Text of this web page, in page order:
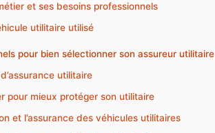
et ses besoins professionnels
utilitaire utilisé
pour bien sélectionner son assureur utilitaire
utilitaire
pour mieux protéger son utilitaire
et l’assurance des véhicules utilitaires